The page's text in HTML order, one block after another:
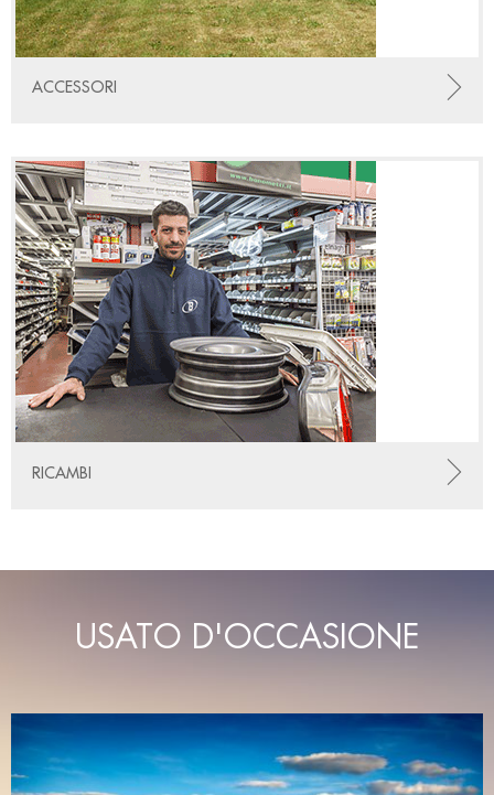
ACCESSORI
RICAMBI
USATO D'OCCASIONE